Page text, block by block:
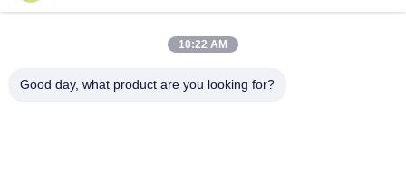
10:22 AM
Good day, what product are you looking for?